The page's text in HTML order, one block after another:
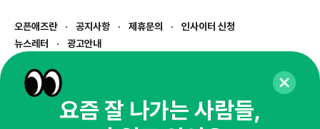
오픈애즈란 공지사항 제휴문의
인사이터 신청
뉴스레터
광고안내
경기도 성남시 분당구 대왕판교로645번길 16
사업자등록번호 : 144-81-27690(
통신판매업신고번호 : 2014-경기성남-1023
요즘 잘 나가는 사람들,